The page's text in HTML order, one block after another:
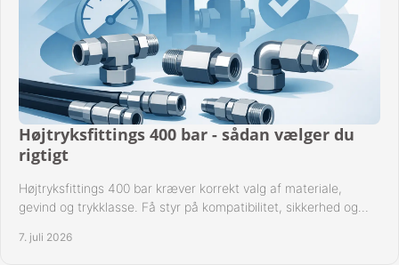
Højtryksfittings 400 bar - sådan vælger du
rigtigt
Højtryksfittings 400 bar kræver korrekt valg af materiale,
gevind og trykklasse. Få styr på kompatibilitet, sikkerhed og
7. juli 2026